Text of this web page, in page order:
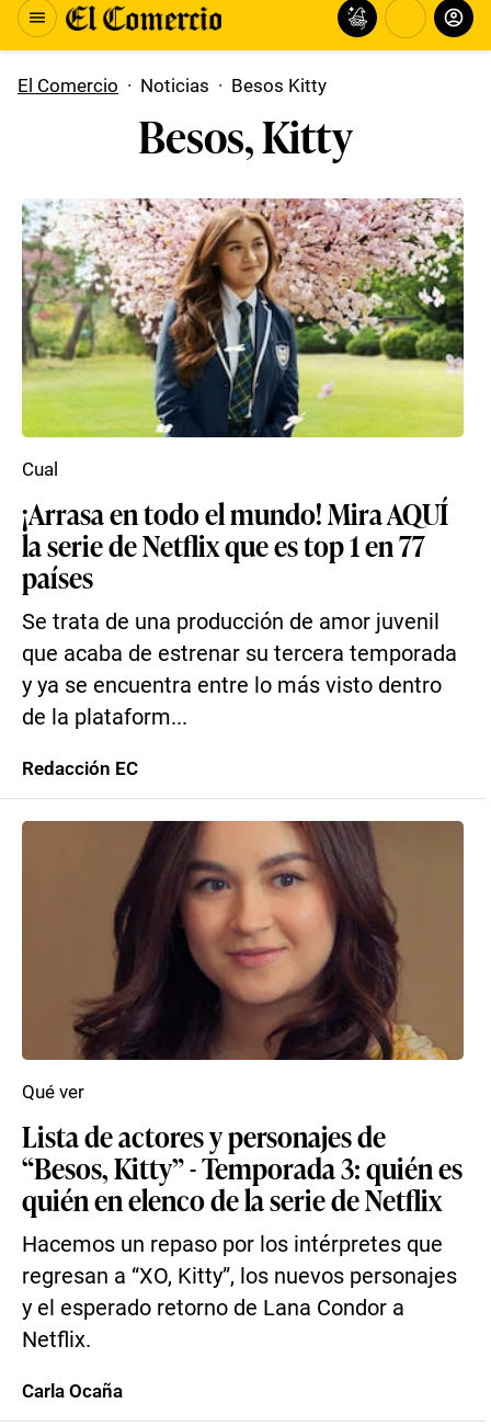
El Comercio · Noticias · Besos Kitty
Besos, Kitty
¡Arrasa en todo el mundo! Mira AQUÍ
la serie de Netflix que es top 1 en 77
países
Se trata de una producción de amor juvenil
que acaba de estrenar su tercera temporada
y ya se encuentra entre lo más visto dentro
de la plataform...
Cual
Redacción EC
Lista de actores y personajes de
“Besos, Kitty” - Temporada 3: quién es
quién en elenco de la serie de Netflix
Hacemos un repaso por los intérpretes que
regresan a “XO, Kitty”, los nuevos personajes
y el esperado retorno de Lana Condor a
Netflix.
Qué ver
Carla Ocaña